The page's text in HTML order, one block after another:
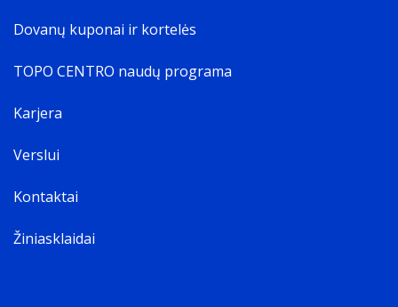
Dovanų kuponai ir kortelės
TOPO CENTRO naudų programa
Karjera
Verslui
Kontaktai
Žiniasklaidai